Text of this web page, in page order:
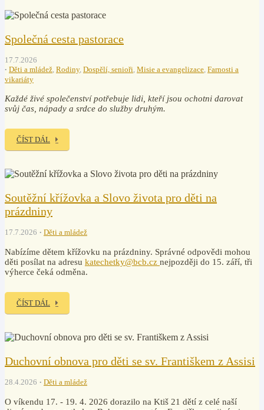
Společná cesta pastorace
17.7.2026
Děti a mládež, Rodiny, Dospělí, senioři, Misie a evangelizace, Farnosti a
vikariáty
Každé živé společenství potřebuje lidi, kteří jsou ochotni darovat
svůj čas, nápady a srdce do služby druhým.
ČÍST DÁL
Soutěžní křížovka a Slovo života pro děti na
prázdniny
17.7.2026 Děti a mládež
Nabízíme dětem křížovku na prázdniny. Správné odpovědi mohou
děti posílat na adresu katechetky@bcb.cz nejpozději do 15. září, tři
výherce čeká odměna.
ČÍST DÁL
Duchovní obnova pro děti se sv. Františkem z Assisi
28.4.2026 Děti a mládež
O víkendu 17. - 19. 4. 2026 dorazilo na Ktiš 21 dětí z celé naší